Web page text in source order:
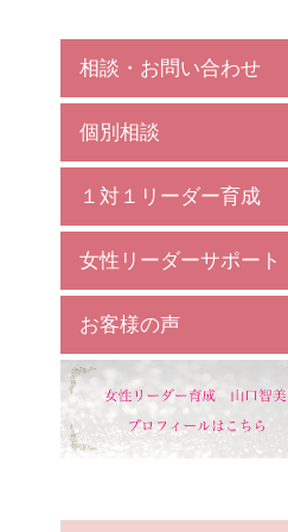
相談・お問い合わせ
個別相談
１対１リーダー育成
女性リーダーサポート
お客様の声